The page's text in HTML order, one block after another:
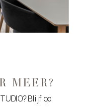
MEER?
Blijf op